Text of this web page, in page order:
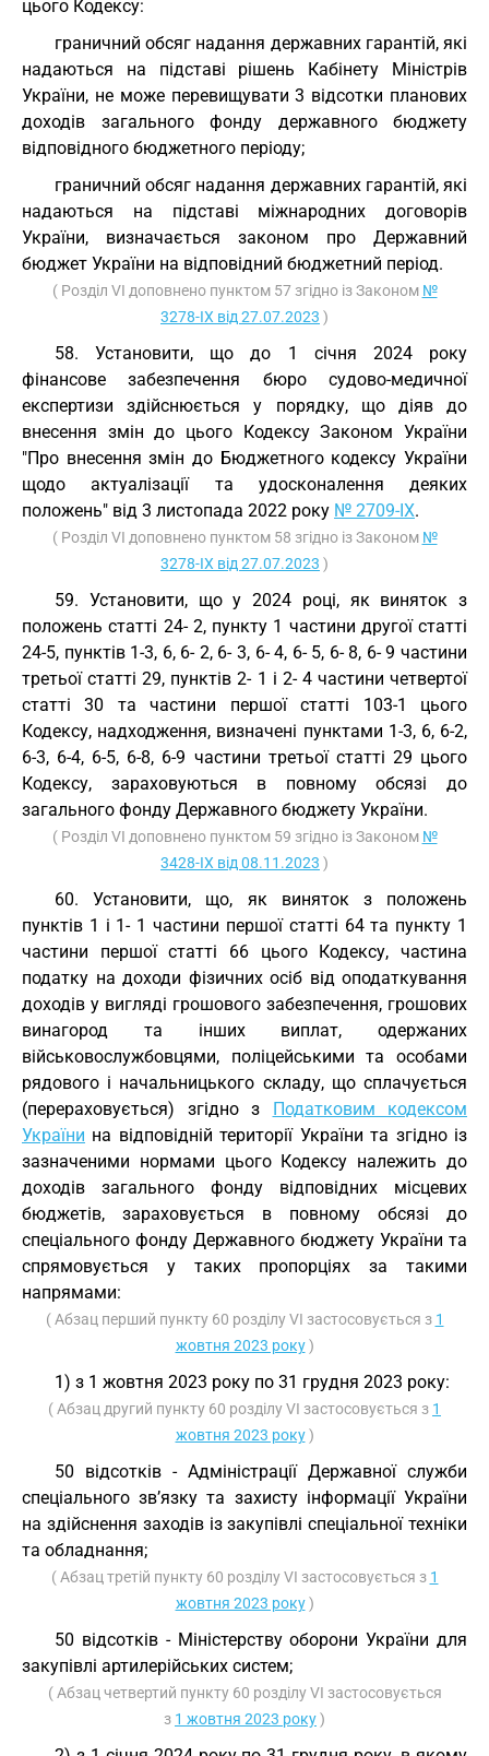
цього Кодексу:
граничний обсяг надання державних гарантій, які
надаються на підставі рішень Кабінету Міністрів
України, не може перевищувати 3 відсотки планових
доходів загального фонду державного бюджету
відповідного бюджетного періоду;
граничний обсяг надання державних гарантій, які
надаються на підставі міжнародних договорів
України, визначається законом про Державний
бюджет України на відповідний бюджетний період.
( Розділ VI доповнено пунктом 57 згідно із Законом №
3278-IX від 27.07.2023 )
58. Установити, що до 1 січня 2024 року
фінансове забезпечення бюро судово-медичної
експертизи здійснюється у порядку, що діяв до
внесення змін до цього Кодексу Законом України
"Про внесення змін до Бюджетного кодексу України
щодо актуалізації та удосконалення деяких
положень" від 3 листопада 2022 року № 2709-IX.
( Розділ VI доповнено пунктом 58 згідно із Законом №
3278-IX від 27.07.2023 )
59. Установити, що у 2024 році, як виняток з
положень статті 24- 2, пункту 1 частини другої статті
24-5, пунктів 1-3, 6, 6- 2, 6- 3, 6- 4, 6- 5, 6- 8, 6- 9 частини
третьої статті 29, пунктів 2- 1 і 2- 4 частини четвертої
статті 30 та частини першої статті 103-1 цього
Кодексу, надходження, визначені пунктами 1-3, 6, 6-2,
6-3, 6-4, 6-5, 6-8, 6-9 частини третьої статті 29 цього
Кодексу, зараховуються в повному обсязі до
загального фонду Державного бюджету України.
( Розділ VI доповнено пунктом 59 згідно із Законом №
3428-IX від 08.11.2023 )
60. Установити, що, як виняток з положень
пунктів 1 і 1- 1 частини першої статті 64 та пункту 1
частини першої статті 66 цього Кодексу, частина
податку на доходи фізичних осіб від оподаткування
доходів у вигляді грошового забезпечення, грошових
винагород та інших виплат, одержаних
військовослужбовцями, поліцейськими та особами
рядового і начальницького складу, що сплачується
(перераховується) згідно з Податковим кодексом
України на відповідній території України та згідно із
зазначеними нормами цього Кодексу належить до
доходів загального фонду відповідних місцевих
бюджетів, зараховується в повному обсязі до
спеціального фонду Державного бюджету України та
спрямовується у таких пропорціях за такими
напрямами:
( Абзац перший пункту 60 розділу VI застосовується з 1
жовтня 2023 року)
1) з 1 жовтня 2023 року по 31 грудня 2023 року:
( Абзац другий пункту 60 розділу VI застосовується з 1
жовтня 2023 року)
50 відсотків - Адміністрації Державної служби
спеціального зв’язку та захисту інформації України
на здійснення заходів із закупівлі спеціальної техніки
та обладнання;
( Абзац третій пункту 60 розділу VI застосовується з 1
жовтня 2023 року)
50 відсотків - Міністерству оборони України для
закупівлі артилерійських систем;
( Абзац четвертий пункту 60 розділу VI застосовується
з 1 жовтня 2023 року)